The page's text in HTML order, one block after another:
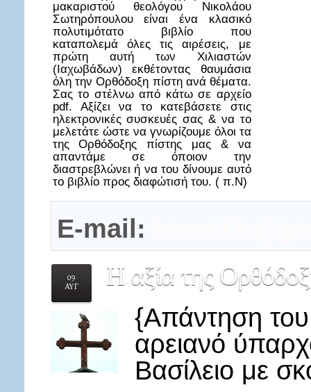
μακαριστού θεολόγου Νικολάου
Σωτηρόπουλου είναι ένα κλασικό
πολυτιμότατο βιβλίο που
καταπολεμά όλες τις αιρέσεις, με
πρώτη αυτή των Χιλιαστών
(Ιαχωβάδων) εκθέτοντας θαυμάσια
όλη την Ορθόδοξη πίστη ανά θέματα.
Σας το στέλνω από κάτω σε αρχείο
pdf. Αξίζει να το κατεβάσετε στις
ηλεκτρονικές συσκευές σας & να το
μελετάτε ώστε να γνωρίζουμε όλοι τα
της Ορθόδοξης πίστης μας & να
απαντάμε σε όποιον την
διαστρεβλώνει ή να του δίνουμε αυτό
το βιβλίο προς διαφώτισή του. ( π.Ν)
E-mail:
09
ΑΥΓ
Ηαξία της
{Απάντηση του
αρειανό
Βασίλειο με